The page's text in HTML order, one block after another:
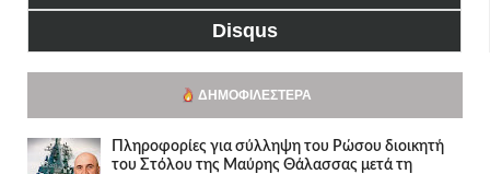
Disqus
ΔΗΜΟΦΙΛΈΣΤΕΡΑ
Πληροφορίες για σύλληψη του Ρώσου διοικητή
του Στόλου της Mαύρης Θάλασσας μετά τη